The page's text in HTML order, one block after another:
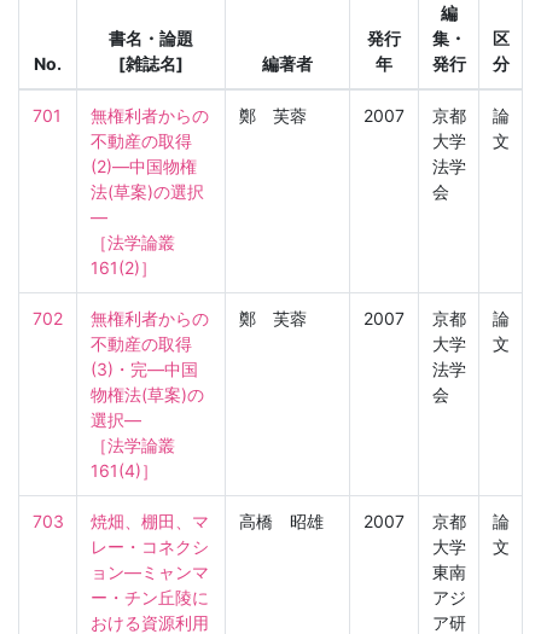
No.
書名・論題
[雑誌名]
編著者
発行
年
編
集・
発行
区
分
701
無権利者からの
不動産の取得
(2)―中国物権
法(草案)の選択
―
［法学論叢
161(2)］
鄭 芙蓉 2007
京都
大学
法学
会
論
文
702
無権利者からの
不動産の取得
(3)・完―中国
物権法(草案)の
選択―
［法学論叢
161(4)］
鄭 芙蓉 2007
京都
大学
法学
会
論
文
703
焼畑、棚田、マ
レー・コネクシ
ョン―ミャンマ
ー・チン丘陵に
おける資源利用
高橋 昭雄 2007
京都
大学
東南
アジ
ア研
論
文